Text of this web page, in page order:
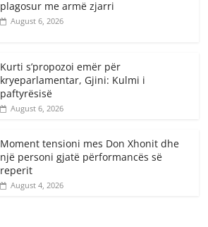
plagosur me armë zjarri
August 6, 2026
Kurti s’propozoi emër për
kryeparlamentar, Gjini: Kulmi i
paftyrësisë
August 6, 2026
Moment tensioni mes Don Xhonit dhe
një personi gjatë përformancës së
reperit
August 4, 2026